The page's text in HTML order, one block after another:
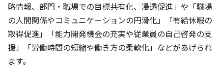
略情報、部門・職場での目標共有化、浸透促進」や「職場
の人間関係やコミュニケーションの円滑化」「有給休暇の
取得促進」「能力開発機会の充実や従業員の自己啓発の支
援」「労働時間の短縮や働き方の柔軟化」などがあげられ
ます。